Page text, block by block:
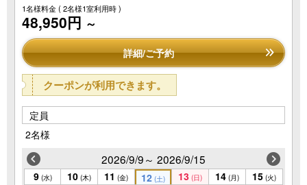
1名様料金( 2名様1室利用時 )
48,950円 ～
詳細/ご予約
クーポンが利用できます。
定員
2名様
2026/9/9～ 2026/9/15
9 (水) 10 (木) 11 (金) 12 (土) 13 (日) 14 (月) 15 (火)